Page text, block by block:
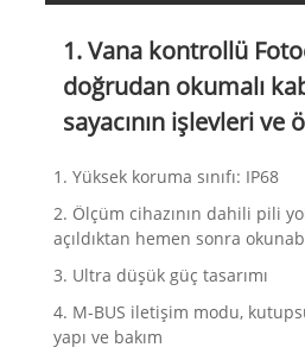
1. Vana kontrollü
doğrudan okumalı
sayacının işlevleri ve
1. Yüksek koruma sınıfı: IP68
2. Ölçüm cihazının dahili pili
açıldıktan hemen sonra
3. Ultra düşük güç tasarımı
4. M-BUS iletişim modu,
yapı ve bakım